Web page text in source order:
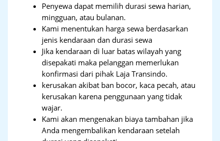
Penyewa dapat memilih durasi sewa harian,
mingguan, atau bulanan.
Kami menentukan harga sewa berdasarkan
jenis kendaraan dan durasi sewa
Jika kendaraan di luar batas wilayah yang
disepakati maka pelanggan memerlukan
konfirmasi dari pihak Laja Transindo.
kerusakan akibat ban bocor, kaca pecah, atau
kerusakan karena penggunaan yang tidak
wajar.
Kami akan mengenakan biaya tambahan jika
Anda mengembalikan kendaraan setelah